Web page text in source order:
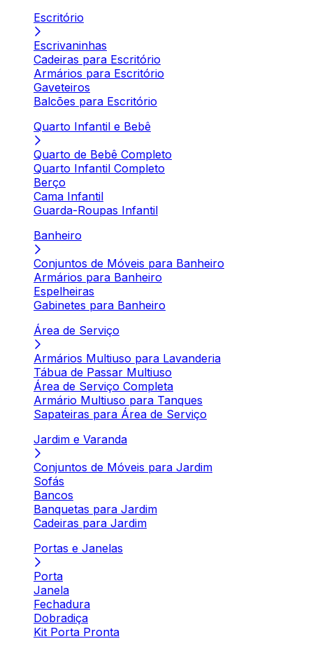
Escritório
Escrivaninhas
Cadeiras para Escritório
Armários para Escritório
Gaveteiros
Balcões para Escritório
Quarto Infantil e Bebê
Quarto de Bebê Completo
Quarto Infantil Completo
Berço
Cama Infantil
Guarda-Roupas Infantil
Banheiro
Conjuntos de Móveis para Banheiro
Armários para Banheiro
Espelheiras
Gabinetes para Banheiro
Área de Serviço
Armários Multiuso para Lavanderia
Tábua de Passar Multiuso
Área de Serviço Completa
Armário Multiuso para Tanques
Sapateiras para Área de Serviço
Jardim e Varanda
Conjuntos de Móveis para Jardim
Sofás
Bancos
Banquetas para Jardim
Cadeiras para Jardim
Portas e Janelas
Porta
Janela
Fechadura
Dobradiça
Kit Porta Pronta